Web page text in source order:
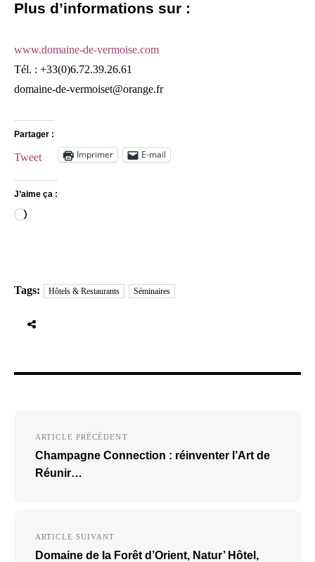
Plus d’informations sur :
www.domaine-de-vermoise.com
Tél. : +33(0)6.72.39.26.61
domaine-de-vermoiset@orange.fr
Partager :
Tweet Imprimer E-mail
J’aime ça :
Chargement…
Tags: Hôtels & Restaurants Séminaires
l’article
ARTICLE PRÉCÉDENT
Champagne Connection : réinventer l’Art de
Réunir…
ARTICLE SUIVANT
Domaine de la Forêt d’Orient, Natur’ Hôtel,